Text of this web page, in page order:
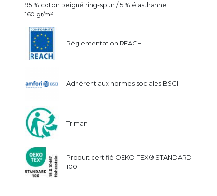
95 % coton peigné ring-spun / 5 % élasthanne
160 gr/m²
Règlementation REACH
Adhérent aux normes sociales BSCI
Triman
Produit certifié OEKO-TEX® STANDARD
100